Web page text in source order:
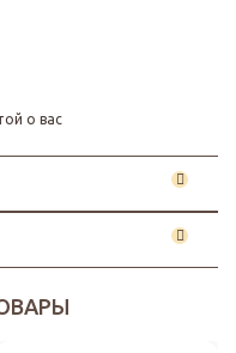
о вас